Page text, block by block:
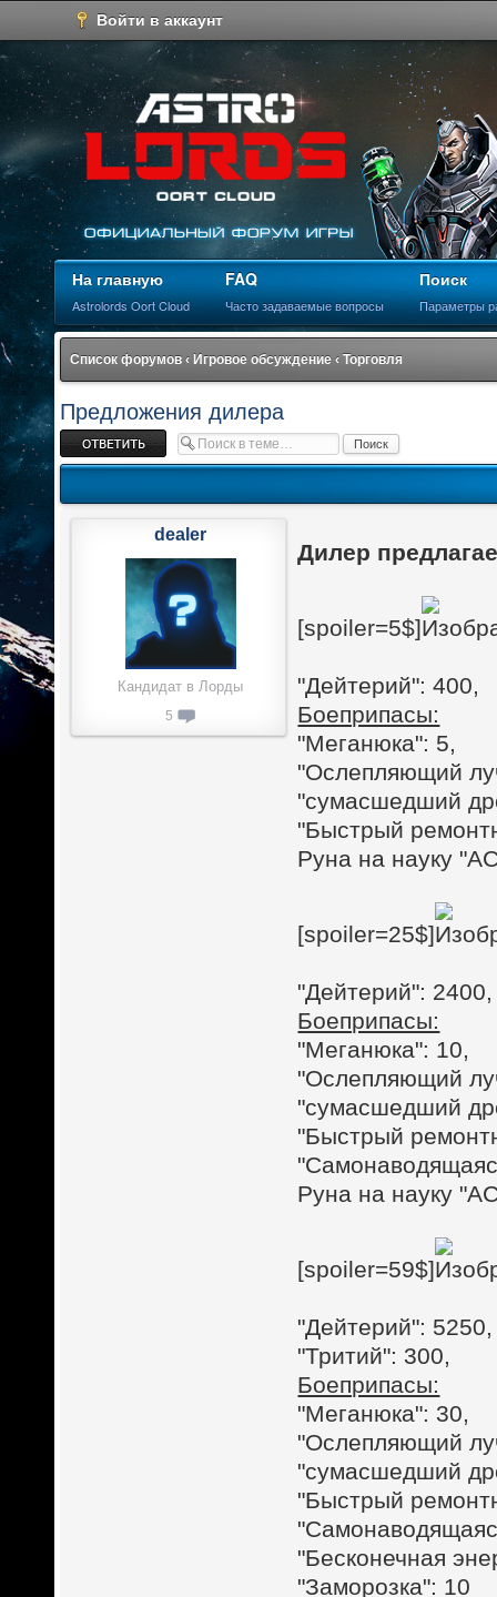
Войти в аккаунт
На главную
Astrolords Oort Cloud
FAQ
Часто задаваемые вопросы
Поиск
Параметры
Список форумов ‹ Игровое обсуждение ‹ Торговля
Предложения дилера
Ответить
Дилер
[spoiler=5$]
"Дейтерий": 400,
Боеприпасы:
"Меганюка": 5,
"Ослепляющий
"сумасшедший
"Быстрый
Руна на науку
[spoiler=25$]
"Дейтерий": 2400,
Боеприпасы:
"Меганюка": 10,
"Ослепляющий
"сумасшедший
"Быстрый
Руна на науку
[spoiler=59$]
"Дейтерий": 5250,
"Тритий": 300,
Боеприпасы:
"Меганюка": 30,
"Ослепляющий
"сумасшедший
"Быстрый
"Бесконечная
"Заморозка": 10
dealer
Кандидат в Лорды
5